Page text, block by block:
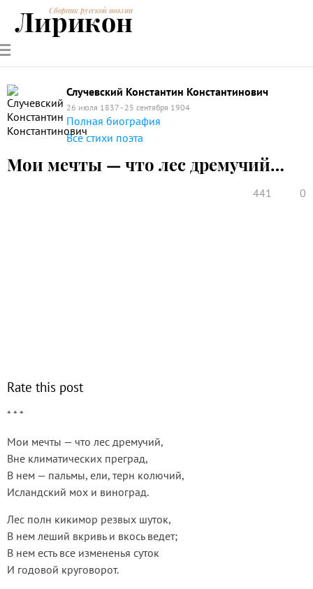
РУССКИЕ
ПОЭТЫ
СОВРЕМЕННИКИЭНЦИКЛОПЕДИЯ
ПОЭЗИИ
Сборник русской поэзии
Лирикон
Случевский Константин Константинович
26 июля 1837 - 25 сентября 1904
Полная биография
Все стихи поэта
Мои мечты — что лес дремучий…
441 0
Rate this post
* * *
Мои мечты — что лес дремучий,
Вне климатических преград,
В нем — пальмы, ели, терн колючий,
Исландский мох и виноград.
Лес полн кикимор резвых шуток,
В нем леший вкривь и вкось ведет;
В нем есть все измененья суток
И годовой круговорот.